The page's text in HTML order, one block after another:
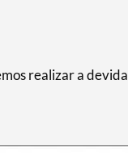
realizar a devida